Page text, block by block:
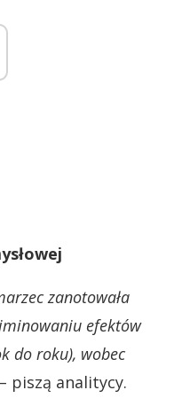
zanotowała
efektów
do roku), wobec
piszą analitycy.